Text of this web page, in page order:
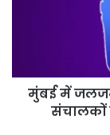
मुंबई में
संचालकों